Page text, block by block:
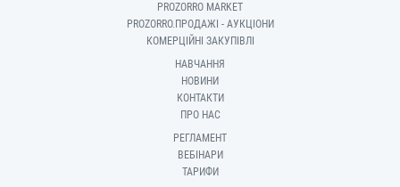
PROZORRO MARKET
PROZORRO.ПРОДАЖІ - АУКЦІОНИ
КОМЕРЦІЙНІ ЗАКУПІВЛІ
НАВЧАННЯ
НОВИНИ
КОНТАКТИ
ПРО НАС
РЕГЛАМЕНТ
ВЕБІНАРИ
ТАРИФИ